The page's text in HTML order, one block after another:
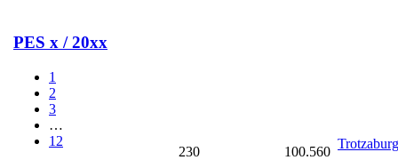
PES x / 20xx
1
2
3
…
12
230 100.560